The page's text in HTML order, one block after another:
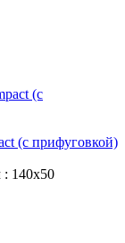
(с прифуговкой)
: 140x50